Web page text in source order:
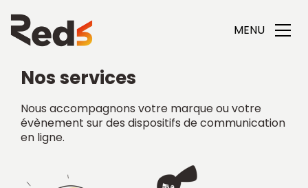
MENU
Nos services
Nous accompagnons votre marque ou votre
évènement sur des dispositifs de communication
en ligne.